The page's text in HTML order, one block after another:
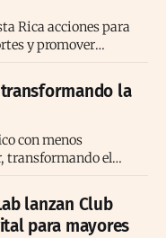
Rica acciones para
y promover
la
con menos
transformando el
lanzan Club
para mayores